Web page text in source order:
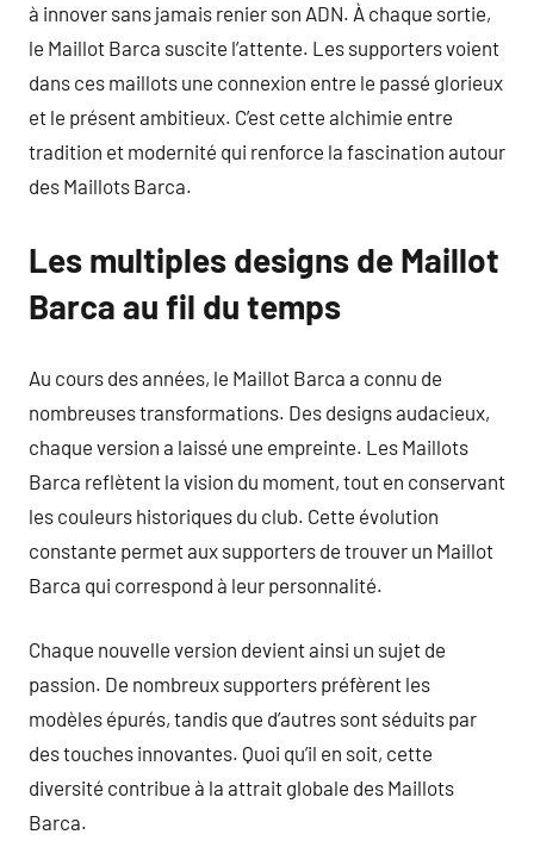
à innover sans jamais renier son ADN. À chaque sortie,
le Maillot Barca suscite l’attente. Les supporters voient
dans ces maillots une connexion entre le passé glorieux
et le présent ambitieux. C’est cette alchimie entre
tradition et modernité qui renforce la fascination autour
des Maillots Barca.
Les multiples designs de Maillot
Barca au fil du temps
Au cours des années, le Maillot Barca a connu de
nombreuses transformations. Des designs audacieux,
chaque version a laissé une empreinte. Les Maillots
Barca reflètent la vision du moment, tout en conservant
les couleurs historiques du club. Cette évolution
constante permet aux supporters de trouver un Maillot
Barca qui correspond à leur personnalité.
Chaque nouvelle version devient ainsi un sujet de
passion. De nombreux supporters préfèrent les
modèles épurés, tandis que d’autres sont séduits par
des touches innovantes. Quoi qu’il en soit, cette
diversité contribue à la attrait globale des Maillots
Barca.